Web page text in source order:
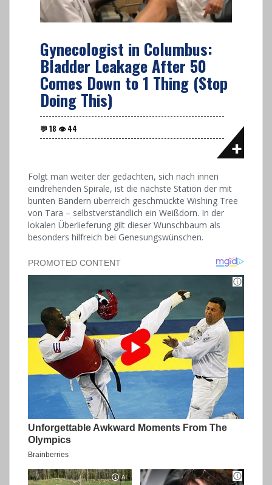
Gynecologist in Columbus:
Bladder Leakage After 50
Comes Down to 1 Thing (Stop
Doing This)
Folgt man weiter der gedachten, sich nach innen
eindrehenden Spirale, ist die nächste Station der mit
bunten Bändern überreich geschmückte Wishing Tree
von Tara – selbstverständlich ein Weißdorn. In der
lokalen Überlieferung gilt dieser Wunschbaum als
besonders hilfreich bei Genesungswünschen.